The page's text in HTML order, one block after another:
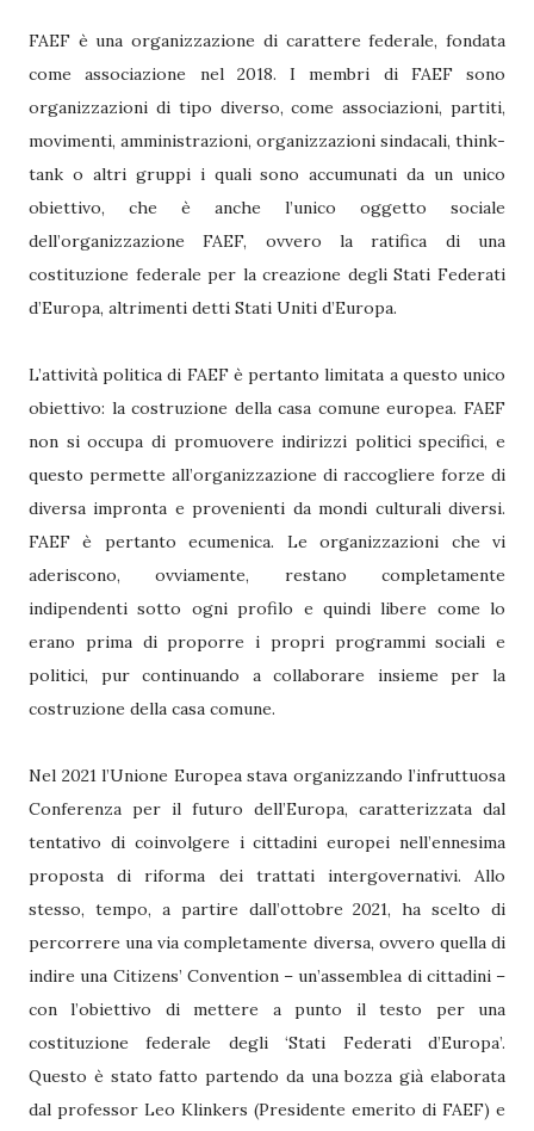
FAEF è una organizzazione di carattere federale, fondata
come associazione nel 2018. I membri di FAEF sono
organizzazioni di tipo diverso, come associazioni, partiti,
movimenti, amministrazioni, organizzazioni sindacali, think-
tank o altri gruppi i quali sono accumunati da un unico
obiettivo, che è anche l’unico oggetto sociale
dell’organizzazione FAEF, ovvero la ratifica di una
costituzione federale per la creazione degli Stati Federati
d’Europa, altrimenti detti Stati Uniti d’Europa.
L’attività politica di FAEF è pertanto limitata a questo unico
obiettivo: la costruzione della casa comune europea. FAEF
non si occupa di promuovere indirizzi politici specifici, e
questo permette all’organizzazione di raccogliere forze di
diversa impronta e provenienti da mondi culturali diversi.
FAEF è pertanto ecumenica. Le organizzazioni che vi
aderiscono, ovviamente, restano completamente
indipendenti sotto ogni profilo e quindi libere come lo
erano prima di proporre i propri programmi sociali e
politici, pur continuando a collaborare insieme per la
costruzione della casa comune.
Nel 2021 l’Unione Europea stava organizzando l’infruttuosa
Conferenza per il futuro dell’Europa, caratterizzata dal
tentativo di coinvolgere i cittadini europei nell’ennesima
proposta di riforma dei trattati intergovernativi. Allo
stesso, tempo, a partire dall’ottobre 2021, ha scelto di
percorrere una via completamente diversa, ovvero quella di
indire una Citizens’ Convention – un’assemblea di cittadini –
con l’obiettivo di mettere a punto il testo per una
costituzione federale degli ‘Stati Federati d’Europa’.
Questo è stato fatto partendo da una bozza già elaborata
dal professor Leo Klinkers (Presidente emerito di FAEF) e